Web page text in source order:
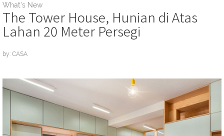
What's New
The Tower House, Hunian di Atas
Lahan 20 Meter Persegi
by: CASA